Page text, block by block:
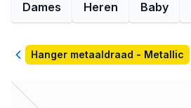
Dames Heren Baby
TerugHanger metaaldraad - Metallic